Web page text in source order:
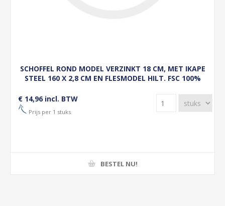
SCHOFFEL ROND MODEL VERZINKT 18 CM, MET IKAPE
STEEL 160 X 2,8 CM EN FLESMODEL HILT. FSC 100%
€ 14,96 incl. BTW
Prijs per 1 stuks
BESTEL NU!